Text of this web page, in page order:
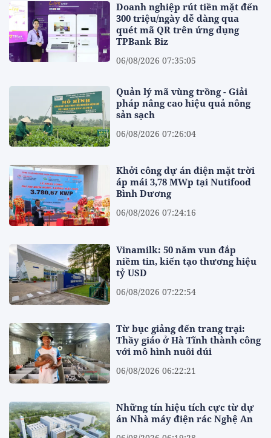
Doanh nghiệp rút tiền mặt đến
300 triệu/ngày dễ dàng qua
quét mã QR trên ứng dụng
TPBank Biz
06/08/2026 07:35:05
Quản lý mã vùng trồng - Giải
pháp nâng cao hiệu quả nông
sản sạch
06/08/2026 07:26:04
Khởi công dự án điện mặt trời
áp mái 3,78 MWp tại Nutifood
Bình Dương
06/08/2026 07:24:16
Vinamilk: 50 năm vun đắp
niềm tin, kiến tạo thương hiệu
tỷ USD
06/08/2026 07:22:54
Từ bục giảng đến trang trại:
Thầy giáo ở Hà Tĩnh thành công
với mô hình nuôi dúi
06/08/2026 06:22:21
Những tín hiệu tích cực từ dự
án Nhà máy điện rác Nghệ An